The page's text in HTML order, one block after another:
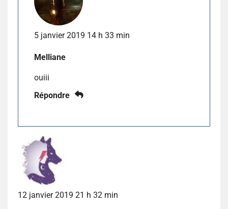
5 janvier 2019 14 h 33 min
Melliane
ouiii
Répondre
12 janvier 2019 21 h 32 min